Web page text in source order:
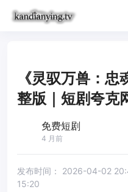
《灵驭万兽：
整版｜短剧夸克
免费短剧
4 月前
发布时间： 2026-04-02
15:20